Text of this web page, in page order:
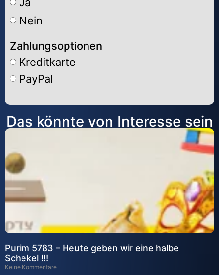
Nein
Zahlungsoptionen
Kreditkarte
PayPal
Alternative:
Das könnte von Interesse sein
Purim 5783 – Heute geben wir eine halbe
Schekel !!!
Keine Kommentare